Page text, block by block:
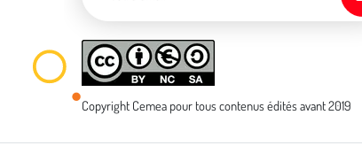
Copyright Cemea pour tous contenus édités avant 2019